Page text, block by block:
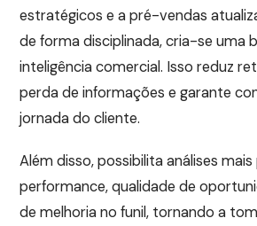
estratégicos e a pré-vendas
de forma disciplinada, cria-se uma
inteligência comercial. Isso reduz
perda de informações e garante
jornada do cliente.
Além disso, possibilita análises
performance, qualidade de
de melhoria no funil, tornando a